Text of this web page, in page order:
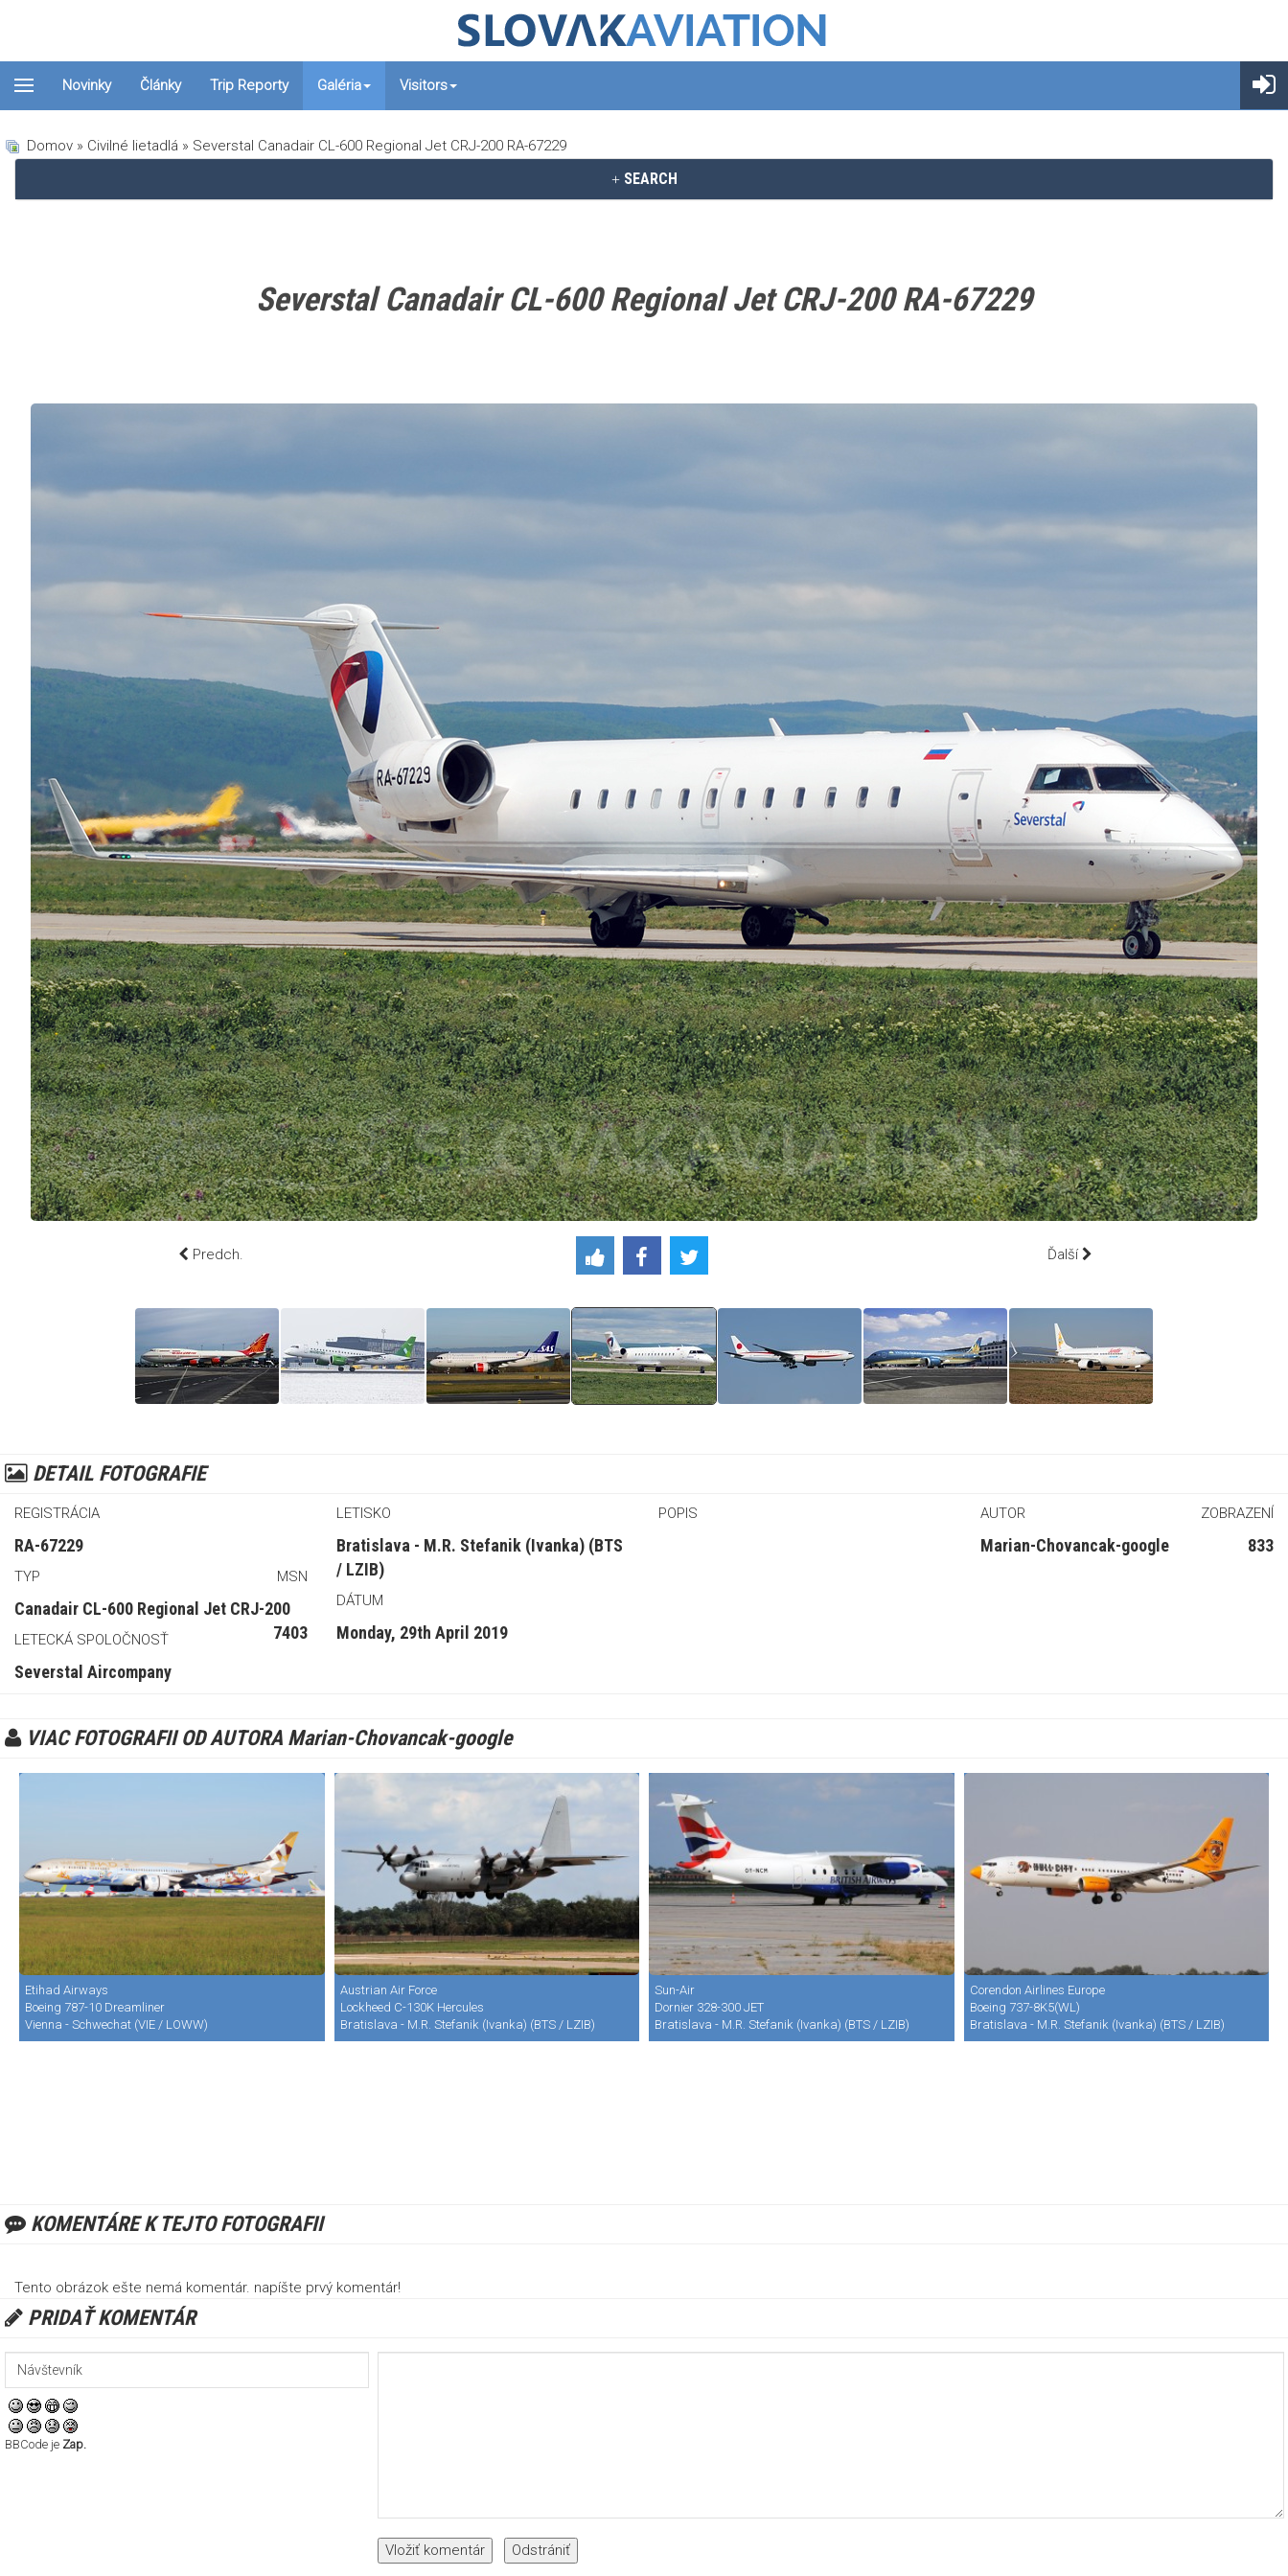
Novinky Články Trip Reporty Galéria Visitors
Domov » Civilné lietadlá » Severstal Canadair CL-600 Regional Jet CRJ-200 RA-67229
SEARCH
Severstal Canadair CL-600 Regional Jet CRJ-200 RA-67229
Predch. Ďalší
DETAIL FOTOGRAFIE
REGISTRÁCIA
RA-67229
TYP MSN
Canadair CL-600 Regional Jet CRJ-200
7403
LETECKÁ SPOLOČNOSŤ
Severstal Aircompany
LETISKO
Bratislava - M.R. Stefanik (Ivanka) (BTS
/ LZIB)
DÁTUM
Monday, 29th April 2019
POPIS AUTOR ZOBRAZENÍ
Marian-Chovancak-google 833
VIAC FOTOGRAFII OD AUTORA Marian-Chovancak-google
Etihad Airways
Boeing 787-10 Dreamliner
Vienna - Schwechat (VIE / LOWW)
Austrian Air Force
Lockheed C-130K Hercules
Bratislava - M.R. Stefanik (Ivanka) (BTS / LZIB)
Sun-Air
Dornier 328-300 JET
Bratislava - M.R. Stefanik (Ivanka) (BTS / LZIB)
Corendon Airlines Europe
Boeing 737-8K5(WL)
Bratislava - M.R. Stefanik (Ivanka) (BTS / LZIB)
KOMENTÁRE K TEJTO FOTOGRAFII
Tento obrázok ešte nemá komentár. napíšte prvý komentár!
PRIDAŤ KOMENTÁR
BBCode je Zap.